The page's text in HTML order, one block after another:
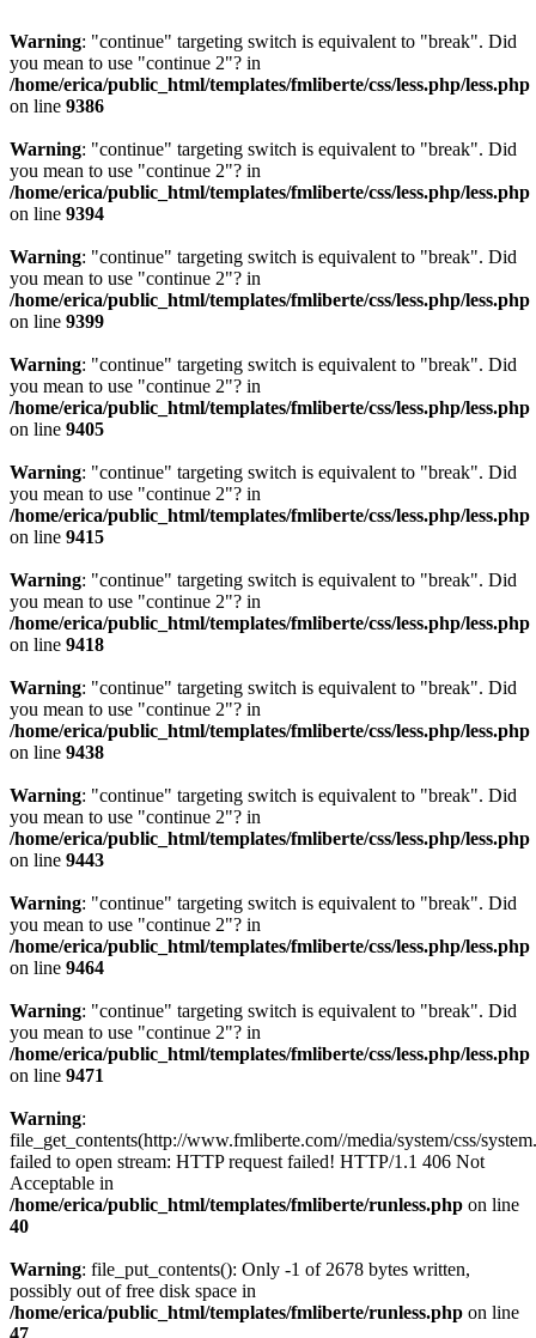
Warning: "continue" targeting switch is equivalent to "break". Did
you mean to use "continue 2"? in
/home/erica/public_html/templates/fmliberte/css/less.php/less.php
on line 9386
Warning: "continue" targeting switch is equivalent to "break". Did
you mean to use "continue 2"? in
/home/erica/public_html/templates/fmliberte/css/less.php/less.php
on line 9394
Warning: "continue" targeting switch is equivalent to "break". Did
you mean to use "continue 2"? in
/home/erica/public_html/templates/fmliberte/css/less.php/less.php
on line 9399
Warning: "continue" targeting switch is equivalent to "break". Did
you mean to use "continue 2"? in
/home/erica/public_html/templates/fmliberte/css/less.php/less.php
on line 9405
Warning: "continue" targeting switch is equivalent to "break". Did
you mean to use "continue 2"? in
/home/erica/public_html/templates/fmliberte/css/less.php/less.php
on line 9415
Warning: "continue" targeting switch is equivalent to "break". Did
you mean to use "continue 2"? in
/home/erica/public_html/templates/fmliberte/css/less.php/less.php
on line 9418
Warning: "continue" targeting switch is equivalent to "break". Did
you mean to use "continue 2"? in
/home/erica/public_html/templates/fmliberte/css/less.php/less.php
on line 9438
Warning: "continue" targeting switch is equivalent to "break". Did
you mean to use "continue 2"? in
/home/erica/public_html/templates/fmliberte/css/less.php/less.php
on line 9443
Warning: "continue" targeting switch is equivalent to "break". Did
you mean to use "continue 2"? in
/home/erica/public_html/templates/fmliberte/css/less.php/less.php
on line 9464
Warning: "continue" targeting switch is equivalent to "break". Did
you mean to use "continue 2"? in
/home/erica/public_html/templates/fmliberte/css/less.php/less.php
on line 9471
Warning:
file_get_contents(http://www.fmliberte.com//media/system/css/
failed to open stream: HTTP request failed! HTTP/1.1 406 Not
Acceptable in
/home/erica/public_html/templates/fmliberte/runless.php on line
40
Warning: file_put_contents(): Only -1 of 2678 bytes written,
possibly out of free disk space in
/home/erica/public_html/templates/fmliberte/runless.php on line
47